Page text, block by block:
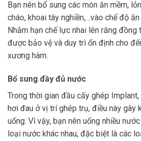
Bạn nên bổ sung các món ăn mềm,
cháo, khoai tây nghiền,…vào chế độ
Nhằm hạn chế lực nhai lên răng
được bảo vệ và duy trì ổn định cho
xương hàm.
Bổ sung đầy đủ nước
Trong thời gian đầu cấy ghép
hơi đau ở vị trí ghép trụ, điều này gây
uống. Vì vậy, bạn nên uống nhiều
loại nước khác nhau, đặc biệt là các